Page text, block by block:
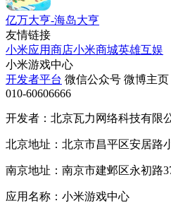
亿万大亨-海岛大亨
友情链接
小米应用商店小米商城英雄互娱
小米游戏中心
开发者平台 微信公众号 微博主页
010-60606666
开发者：北京瓦力网络科技有限
北京地址：北京市昌平区安居路
南京地址：南京市建邺区永初路
应用名称：小米游戏中心